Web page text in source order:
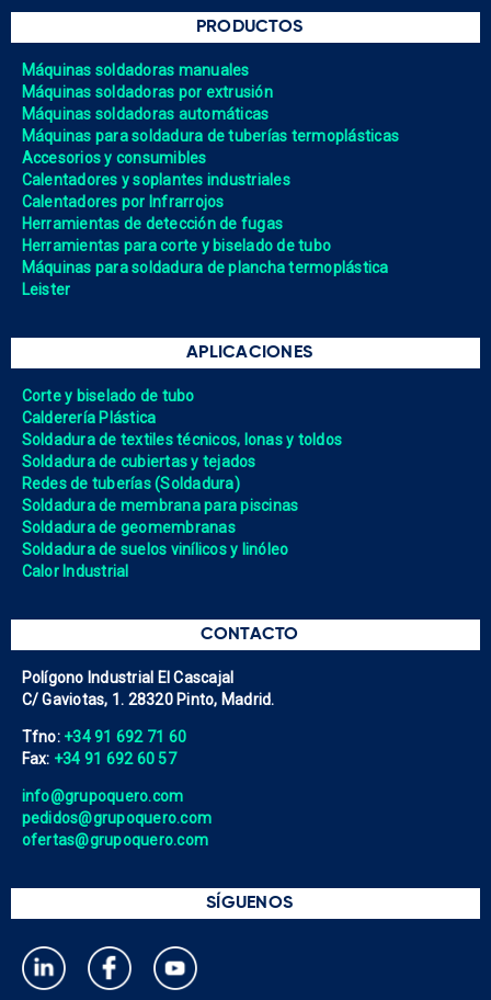
PRODUCTOS
Máquinas soldadoras manuales
Máquinas soldadoras por extrusión
Máquinas soldadoras automáticas
Máquinas para soldadura de tuberías termoplásticas
Accesorios y consumibles
Calentadores y soplantes industriales
Calentadores por Infrarrojos
Herramientas de detección de fugas
Herramientas para corte y biselado de tubo
Máquinas para soldadura de plancha termoplástica
Leister
APLICACIONES
Corte y biselado de tubo
Calderería Plástica
Soldadura de textiles técnicos, lonas y toldos
Soldadura de cubiertas y tejados
Redes de tuberías (Soldadura)
Soldadura de membrana para piscinas
Soldadura de geomembranas
Soldadura de suelos vinílicos y linóleo
Calor Industrial
CONTACTO
Polígono Industrial El Cascajal
C/ Gaviotas, 1. 28320 Pinto, Madrid.
Tfno: +34 91 692 71 60
Fax: +34 91 692 60 57
info@grupoquero.com
pedidos@grupoquero.com
ofertas@grupoquero.com
SÍGUENOS